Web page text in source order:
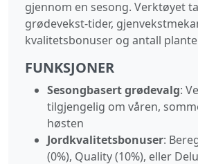
gjennom en sesong. Verktøyet
grødevekst-tider,
kvalitetsbonuser og antall
FUNKSJONER
Sesongbasert grødevalg:
tilgjengelig om våren,
høsten
Jordkvalitetsbonuser:
(0%), Quality (10%), eller